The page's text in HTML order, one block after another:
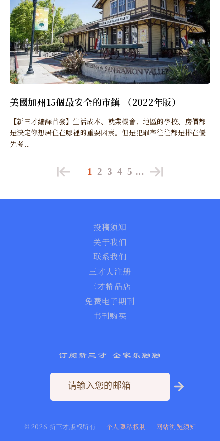
美國加州15個最安全的市鎮 （2022年版）
【新三才編譯首發】生活成本、就業機會、地區的學校、房價都
是決定你想居住在哪裡的重要因素。但是犯罪率往往都是排在優
先考...
1 2 3 4 5 …
投稿须知
关于我们
联系我们
三才人注册
三才精品店
免费电子期刊
书刊购买
订阅新三才 全家乐融融
© 2026 新三才版权所有 个人隐私权利 网站浏览须知